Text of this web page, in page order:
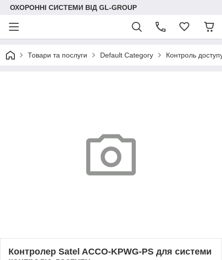
ОХОРОННІ СИСТЕМИ ВІД GL-GROUP
Товари та послуги Default Category Контроль
Контролер Satel ACCO-KPWG-PS для системи